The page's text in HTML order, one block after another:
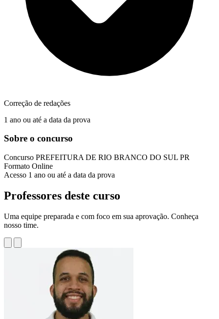
Correção de redações
1 ano ou até a data da prova
Sobre o concurso
Concurso PREFEITURA DE RIO BRANCO DO SUL PR
Formato Online
Acesso 1 ano ou até a data da prova
Professores deste curso
Uma equipe preparada e com foco em sua aprovação. Conheça
nosso time.